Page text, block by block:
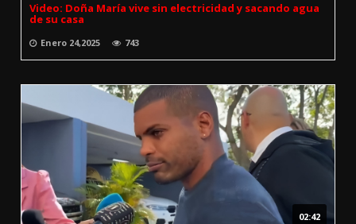
Video: Doña María vive sin electricidad y sacando agua
de su casa
Enero 24,2025 743
02:42